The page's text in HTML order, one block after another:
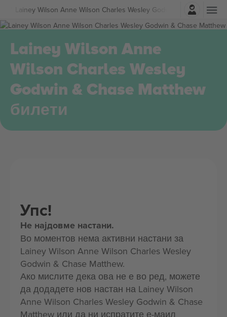
Lainey Wilson Anne Wilson Charles Wesley Godwin & Chase
Најави се
Lainey Wilson Anne
Wilson Charles Wesley
Godwin & Chase Matthew
билети
Упс!
Не најдовме настани.
Во моментов нема активни настани за
Lainey Wilson Anne Wilson Charles Wesley
Godwin & Chase Matthew.
Ако мислите дека ова не е во ред, можете
да додадете нов настан на Lainey Wilson
Anne Wilson Charles Wesley Godwin & Chase
Matthew или да ни испратите е-маил